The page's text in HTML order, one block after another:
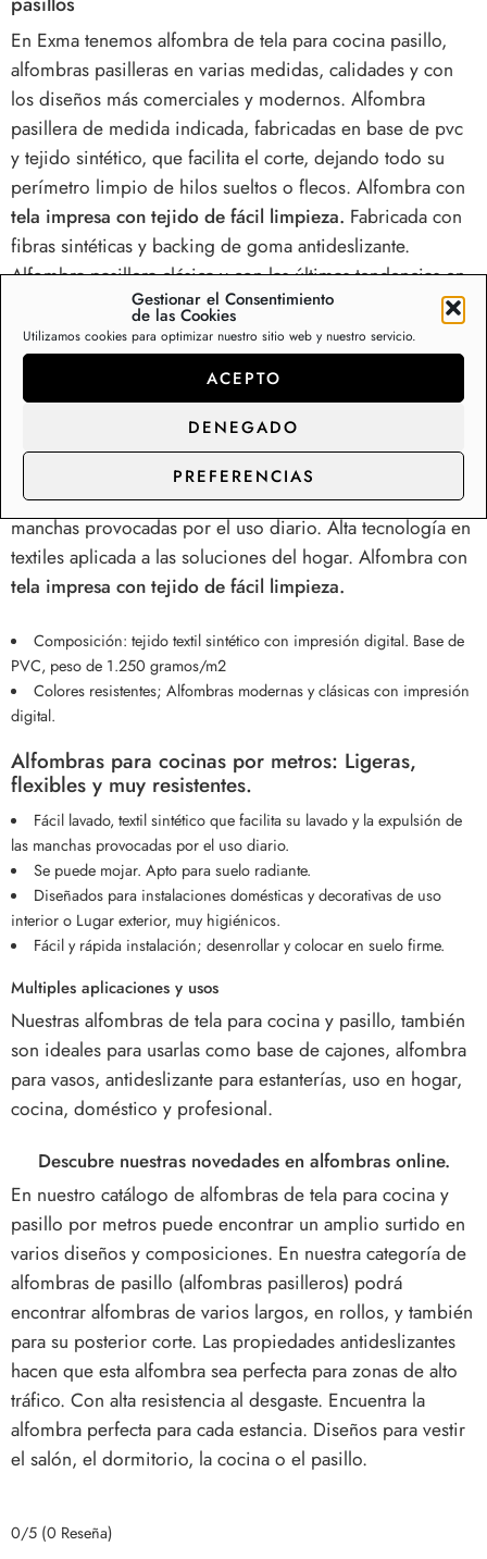
Gestionar el Consentimiento
de las Cookies
Utilizamos cookies para optimizar nuestro sitio web y nuestro servicio.
ACEPTO
DENEGADO
PREFERENCIAS
En Exma tenemos alfombra de tela para cocina pasillo,
alfombras pasilleras en varias medidas, calidades y con
los diseños más comerciales y modernos. Alfombra
pasillera de medida indicada, fabricadas en base de pvc
y tejido sintético, que facilita el corte, dejando todo su
perímetro limpio de hilos sueltos o flecos. Alfombra con
tela impresa con tejido de fácil limpieza. Fabricada con
fibras sintéticas y backing de goma antideslizante.
Alfombra pasillera clásica y con las últimas tendencias en
alfombras modernas; tanto en tamaños standard como
fabricación a medida. Pasilleras, fibras naturales, fibras
técnicas tanto para interior como exterior.
Comprar alfombras baratas, modernas, de pasillo, alfombra
a medida ,para baños, salón, hogar…
De fácil lavado y limpieza, por su parte textil en donde
con cualquier solución jabonosa facilita la eliminación de
manchas provocadas por el uso diario. Alta tecnología en
textiles aplicada a las soluciones del hogar. Alfombra con
tela impresa con tejido de fácil limpieza.
Composición: tejido textil sintético con impresión digital. Base de
PVC, peso de 1.250 gramos/m2
Colores resistentes; Alfombras modernas y clásicas con impresión
digital.
Alfombras para cocinas por metros: Ligeras,
flexibles y muy resistentes.
Fácil lavado, textil sintético que facilita su lavado y la expulsión de
las manchas provocadas por el uso diario.
Se puede mojar. Apto para suelo radiante.
Diseñados para instalaciones domésticas y decorativas de uso
interior o Lugar exterior, muy higiénicos.
Fácil y rápida instalación; desenrollar y colocar en suelo firme.
Multiples aplicaciones y usos
Nuestras alfombras de tela para cocina y pasillo, también
son ideales para usarlas como base de cajones, alfombra
para vasos, antideslizante para estanterías, uso en hogar,
cocina, doméstico y profesional.
Descubre nuestras novedades en alfombras online.
En nuestro catálogo de alfombras de tela para cocina y
pasillo por metros puede encontrar un amplio surtido en
varios diseños y composiciones. En nuestra categoría de
alfombras de pasillo (alfombras pasilleros) podrá
encontrar alfombras de varios largos, en rollos, y también
para su posterior corte. Las propiedades antideslizantes
hacen que esta alfombra sea perfecta para zonas de alto
tráfico. Con alta resistencia al desgaste. Encuentra la
alfombra perfecta para cada estancia. Diseños para vestir
el salón, el dormitorio, la cocina o el pasillo.
0/5 (0 Reseña)